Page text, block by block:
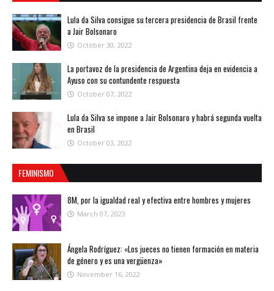
Lula da Silva consigue su tercera presidencia de Brasil frente
a Jair Bolsonaro
October 30, 2022
La portavoz de la presidencia de Argentina deja en evidencia a
Ayuso con su contundente respuesta
October 07, 2022
Lula da Silva se impone a Jair Bolsonaro y habrá segunda vuelta
en Brasil
October 03, 2022
FEMINISMO
8M, por la igualdad real y efectiva entre hombres y mujeres
March 07, 2023
Ángela Rodríguez: «Los jueces no tienen formación en materia
de género y es una vergüenza»
November 16, 2022